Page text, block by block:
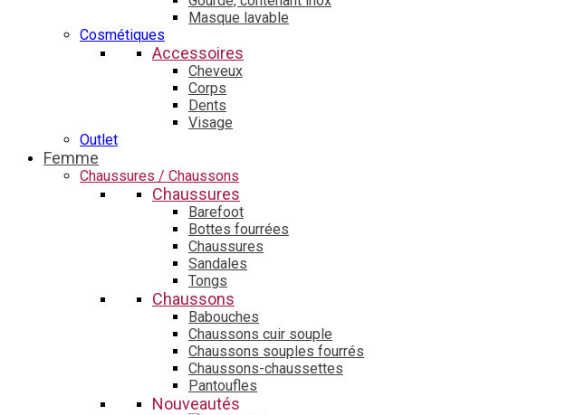
Masque lavable
Cosmétiques
Accessoires
Cheveux
Corps
Dents
Visage
Outlet
Femme
Chaussures / Chaussons
Chaussures
Barefoot
Bottes fourrées
Chaussures
Sandales
Tongs
Chaussons
Babouches
Chaussons cuir souple
Chaussons souples fourrés
Chaussons-chaussettes
Pantoufles
Nouveautés